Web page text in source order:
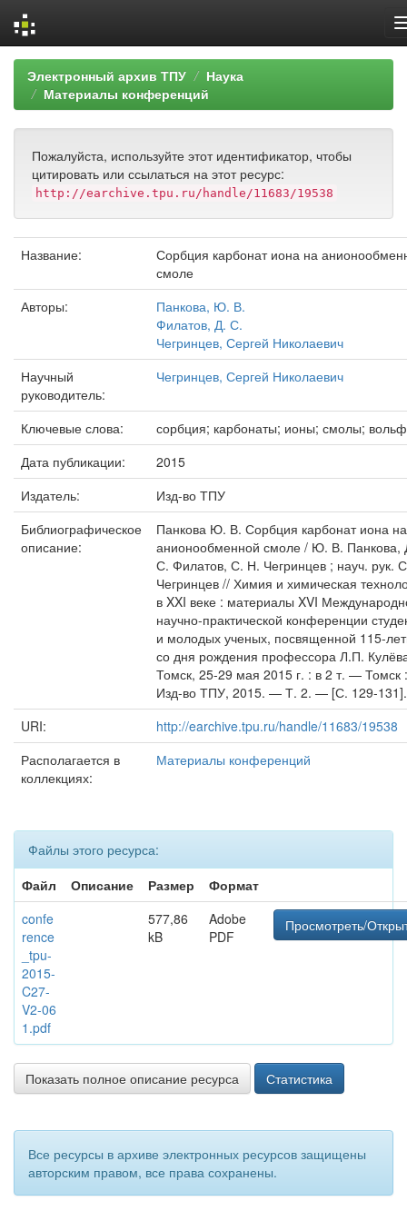
Skip
navigation
Электронный архив ТПУ
Наука
Материалы конференций
Пожалуйста, используйте этот идентификатор, чтобы
цитировать или ссылаться на этот ресурс:
http://earchive.tpu.ru/handle/11683/19538
Название:
Сорбция карбонат иона на
смоле
Авторы:
Панкова, Ю. В.
Филатов, Д. С.
Чегринцев, Сергей Николаевич
Научный
руководитель:
Чегринцев, Сергей Николаевич
Ключевые слова:
сорбция; карбонаты; ионы; смолы;
Дата публикации:
2015
Издатель:
Изд-во ТПУ
Библиографическое
описание:
Панкова Ю. В. Сорбция карбонат иона на
анионообменной смоле / Ю. В. Панкова,
С. Филатов, С. Н. Чегринцев ; науч. рук.
Чегринцев // Химия и химическая
в XXI веке : материалы XVI
научно-практической конференции
и молодых ученых, посвященной 115-
со дня рождения профессора Л.П.
Томск, 25-29 мая 2015 г. : в 2 т. — Томск :
Изд-во ТПУ, 2015. — Т. 2. — [С. 129-131].
URI:
http://earchive.tpu.ru/handle/11683/19538
Располагается в
коллекциях:
Материалы конференций
Файлы этого ресурса:
Файл
Описание Размер
Формат
confe
rence
_tpu-
2015-
C27-
V2-06
1.pdf
577,86
kB
Adobe
PDF
Просмотреть/
Показать полное описание ресурса Статистика
Все ресурсы в архиве электронных ресурсов защищены
авторским правом, все права сохранены.